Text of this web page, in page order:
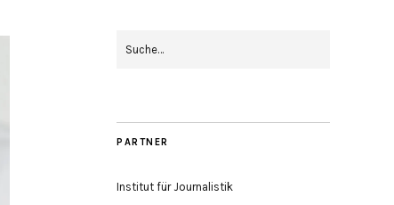
PARTNER
Institut für Journalistik